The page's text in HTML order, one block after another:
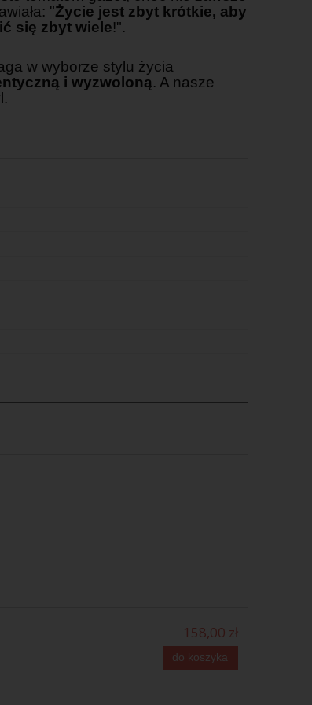
"Życie jest zbyt krótkie, aby
się zbyt wiele!".
w wyborze stylu życia
i wyzwoloną. A nasze
158,00 zł
do koszyka